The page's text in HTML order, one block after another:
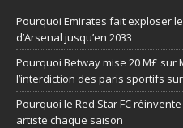
Pourquoi Emirates fait exploser
d’Arsenal jusqu’en 2033
Pourquoi Betway mise 20 M£ sur
l’interdiction des paris sportifs
Pourquoi le Red Star FC
artiste chaque saison